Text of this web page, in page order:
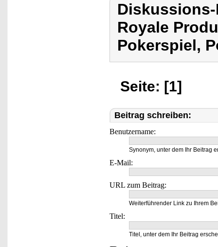
Royale
Pokerspiel,
Seite: [1]
Beitrag schreiben:
Benutzername:
Synonym, unter dem Ihr Beitrag
E-Mail:
URL zum Beitrag:
Weiterführender Link zu Ihrem
Titel:
Titel, unter dem Ihr Beitrag